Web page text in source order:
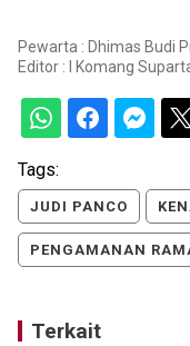
Pewarta : Dhimas Budi
Editor :
I Komang
Tags:
JUDI PANCO
PENGAMANAN
Terkait